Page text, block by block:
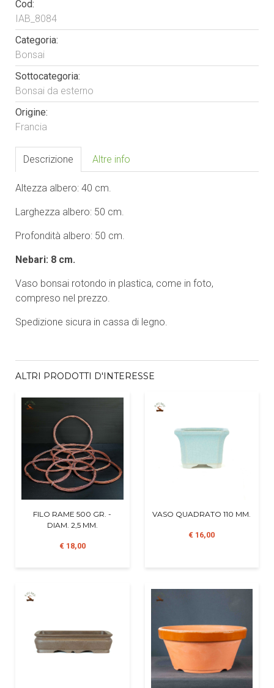
Cod:
IAB_8084
Categoria:
Bonsai
Sottocategoria:
Bonsai da esterno
Origine:
Francia
Descrizione Altre info
Altezza albero: 40 cm.
Larghezza albero: 50 cm.
Profondità albero: 50 cm.
Nebari: 8 cm.
Vaso bonsai rotondo in plastica, come in foto,
compreso nel prezzo.
Spedizione sicura in cassa di legno.
ALTRI PRODOTTI D'INTERESSE
FILO RAME 500 GR. -
DIAM. 2,5 MM.
€ 18,00
VASO QUADRATO 110 MM.
€ 16,00